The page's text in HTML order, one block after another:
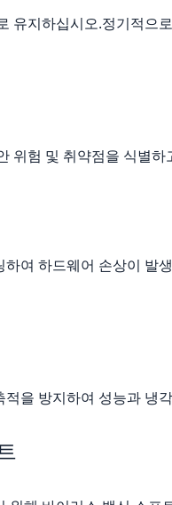
유지하십시오.정기적으
위험 및 취약점을 식별하
여 하드웨어 손상이 발
을 방지하여 성능과 냉